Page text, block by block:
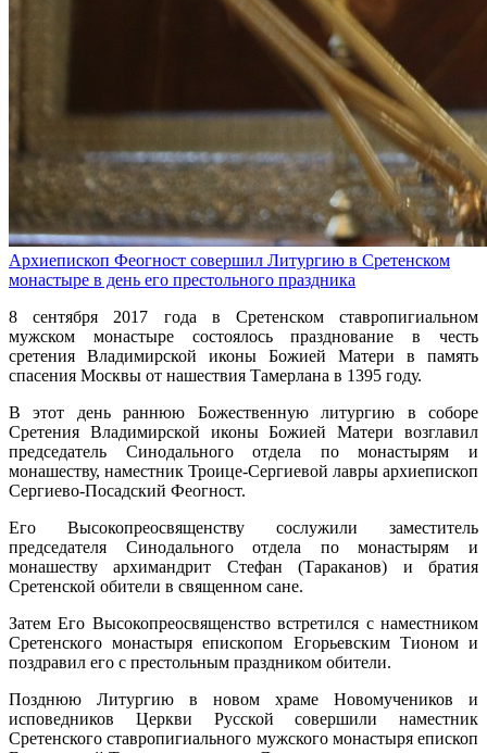
Архиепископ Феогност совершил Литургию в Сретенском
монастыре в день его престольного праздника
8 сентября 2017 года в Сретенском ставропигиальном
мужском монастыре состоялось празднование в честь
сретения Владимирской иконы Божией Матери в память
спасения Москвы от нашествия Тамерлана в 1395 году.
В этот день раннюю Божественную литургию в соборе
Сретения Владимирской иконы Божией Матери возглавил
председатель Синодального отдела по монастырям и
монашеству, наместник Троице-Сергиевой лавры архиепископ
Сергиево-Посадский Феогност.
Его Высокопреосвященству сослужили заместитель
председателя Синодального отдела по монастырям и
монашеству архимандрит Стефан (Тараканов) и братия
Сретенской обители в священном сане.
Затем Его Высокопреосвященство встретился с наместником
Сретенского монастыря епископом Егорьевским Тионом и
поздравил его с престольным праздником обители.
Позднюю Литургию в новом храме Новомучеников и
исповедников Церкви Русской совершили наместник
Сретенского ставропигиального мужского монастыря епископ